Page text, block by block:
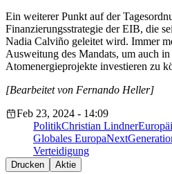
Ein weiterer Punkt auf der
Finanzierungsstrategie der EIB, die
Nadia Calviño geleitet wird. Immer
Ausweitung des Mandats, um auch
Atomenergieprojekte investieren zu
[Bearbeitet von Fernando Heller]
Feb 23, 2024 - 14:09
PolitikChristian Lindner
Globales Europa
Verteidigung
Drucken Aktie